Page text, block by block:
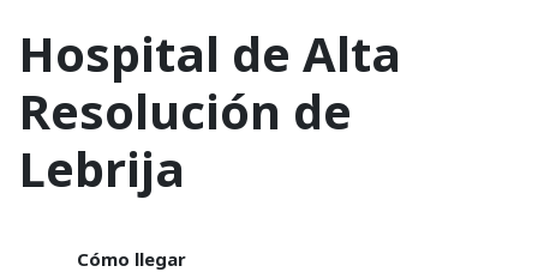
Hospital de Alta
Resolución de
Lebrija
Cómo llegar